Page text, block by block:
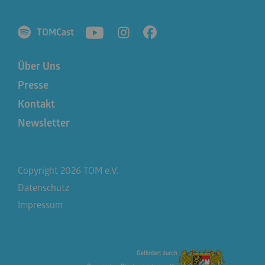
TOMCast
Über Uns
Presse
Kontakt
Newsletter
Copyright 2026 TOM e.V.
Datenschutz
Impressum